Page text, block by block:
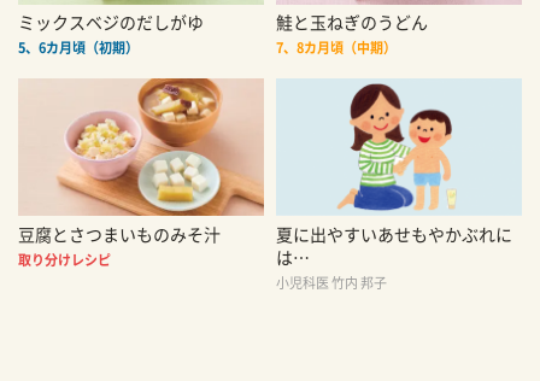
ミックスベジのだしがゆ
5、6カ月頃（初期）
鮭と玉ねぎのうどん
7、8カ月頃（中期）
豆腐とさつまいものみそ汁
取り分けレシピ
夏に出やすいあせもやかぶれに
は…
小児科医 竹内 邦子